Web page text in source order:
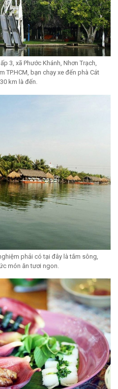
3, xã Phước Khánh, Nhơn Trạch,
TP.HCM, bạn chạy xe đến phà Cát
km là đến.
phải có tại đây là tắm sông,
món ăn tươi ngon.